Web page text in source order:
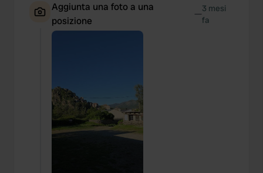
Aggiunta una foto a una
posizione
—3 mesi
fa